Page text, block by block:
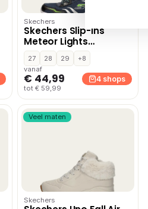
Skechers
Skechers Slip-ins
Meteor Lights
Sneakers blauw
27 28 29
+8
vanaf
€ 44,99
tot € 59,99
4 shops
Veel maten
Skechers